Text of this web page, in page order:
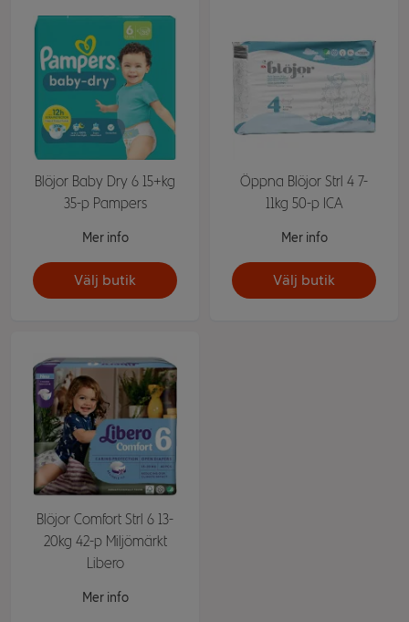
Blöjor Baby Dry 6 15+kg
35-p Pampers
Mer info
Välj butik
Öppna Blöjor Strl 4 7-
11kg 50-p ICA
Mer info
Välj butik
Blöjor Comfort Strl 6 13-
20kg 42-p Miljömärkt
Libero
Mer info